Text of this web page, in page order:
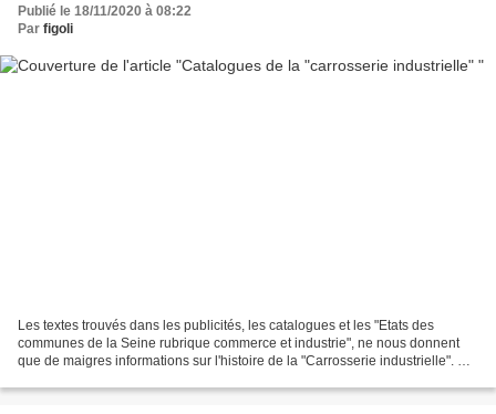
Publié le 18/11/2020 à 08:22
Par figoli
Les textes trouvés dans les publicités, les catalogues et les "Etats des
communes de la Seine rubrique commerce et industrie", ne nous donnent
que de maigres informations sur l'histoire de la "Carrosserie industrielle". De